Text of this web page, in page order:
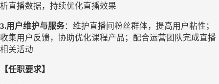
析直播数据，持续优化直播效果
3.用户维护与服务： 维护直播间粉丝群体，提高用户粘性 ；
收集用户反馈，协助优化课程产品 ； 配合运营团队完成直播
相关活动
【任职要求】